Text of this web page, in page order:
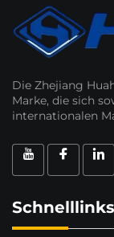
Die Zhejiang
Marke, die sich
internationalen
Schnelllinks